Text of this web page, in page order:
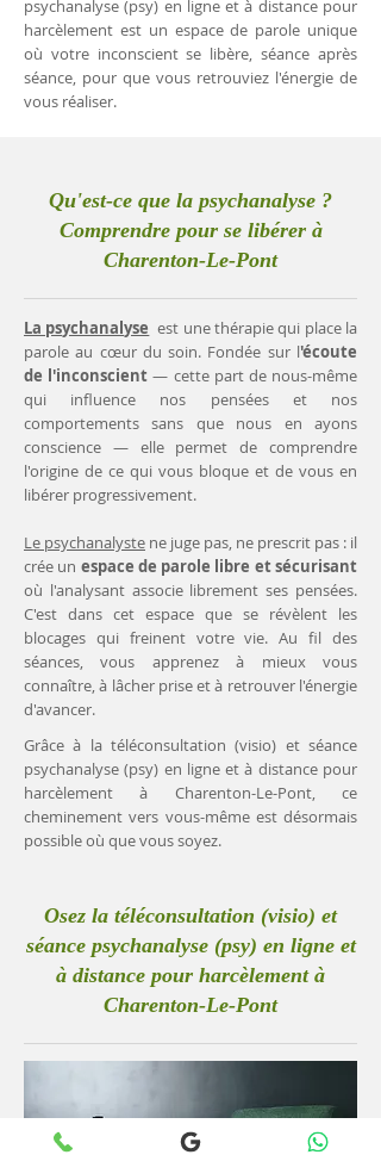
psychanalyse (psy) en ligne et à distance pour
harcèlement est un espace de parole unique
où votre inconscient se libère, séance après
séance, pour que vous retrouviez l'énergie de
vous réaliser.
Qu'est-ce que la psychanalyse ?
Comprendre pour se libérer à
Charenton-Le-Pont
La psychanalyse est une thérapie qui place la
parole au cœur du soin. Fondée sur l'écoute
de l'inconscient— cette part de nous-même
qui influence nos pensées et nos
comportements sans que nous en ayons
conscience — elle permet de comprendre
l'origine de ce qui vous bloque et de vous en
libérer progressivement.
Le psychanalyste ne juge pas, ne prescrit pas : il
crée un espace de parole libre et sécurisant
où l'analysant associe librement ses pensées.
C'est dans cet espace que se révèlent les
blocages qui freinent votre vie. Au fil des
séances, vous apprenez à mieux vous
connaître, à lâcher prise et à retrouver l'énergie
d'avancer.
Grâce à la téléconsultation (visio) et séance
psychanalyse (psy) en ligne et à distance pour
harcèlement à Charenton-Le-Pont, ce
cheminement vers vous-même est désormais
possible où que vous soyez.
Osez la téléconsultation (visio) et
séance psychanalyse (psy) en ligne et
à distance pour harcèlement à
Charenton-Le-Pont